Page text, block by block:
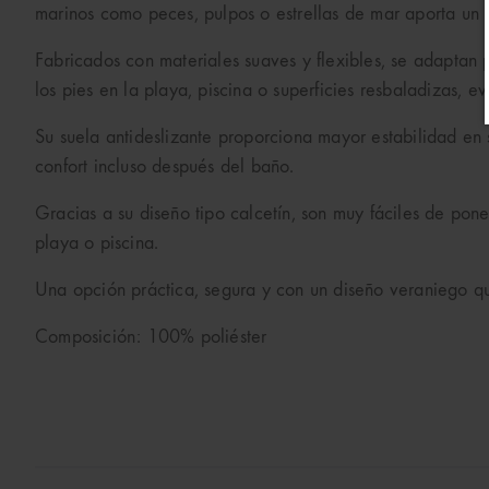
marinos como peces, pulpos o estrellas de mar aporta
Fabricados con materiales suaves y flexibles, se
los pies en la playa, piscina o superficies resbaladizas,
Su suela antideslizante proporciona mayor estabilidad
confort incluso después del baño.
Gracias a su diseño tipo calcetín, son muy fáciles de
playa o piscina.
Una opción práctica, segura y con un diseño veraniego
Composición: 100% poliéster